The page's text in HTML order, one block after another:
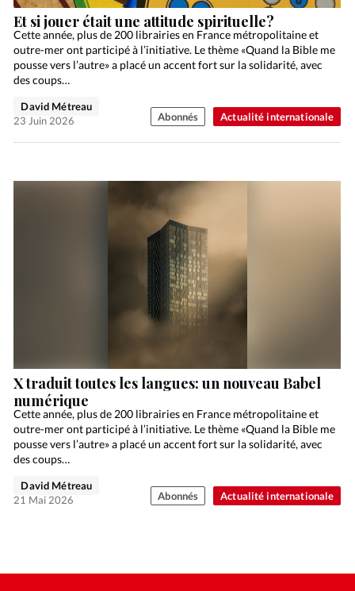
Actualité internationale
Et si jouer était une attitude spirituelle?
Cette année, plus de 200 librairies en France métropolitaine et
outre-mer ont participé à l’initiative. Le thème «Quand la Bible me
pousse vers l’autre» a placé un accent fort sur la solidarité, avec
des coups…
David Métreau
23 Juin 2026
Abonnés
Actualité internationale
X traduit toutes les langues: un nouveau Babel
numérique
Cette année, plus de 200 librairies en France métropolitaine et
outre-mer ont participé à l’initiative. Le thème «Quand la Bible me
pousse vers l’autre» a placé un accent fort sur la solidarité, avec
des coups…
David Métreau
21 Mai 2026
Abonnés